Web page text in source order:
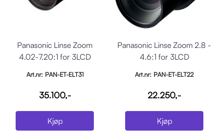
Panasonic Linse Zoom
4.02-7.20:1 for 3LCD
Art.nr: PAN-ET-ELT31
35.100,-
Kjøp
Panasonic Linse Zoom 2.8 -
4.6:1 for 3LCD
Art.nr: PAN-ET-ELT22
22.250,-
Kjøp